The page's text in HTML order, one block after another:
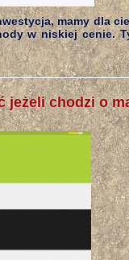
mamy dla
w niskiej cenie.
jeżeli chodzi o